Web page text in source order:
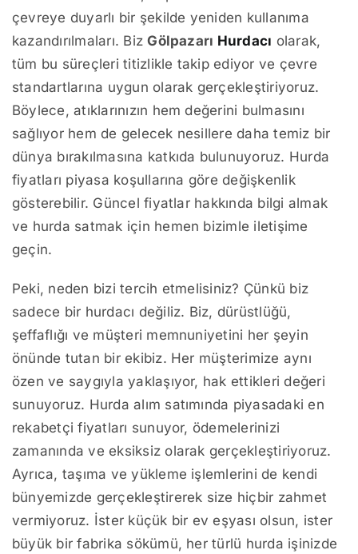
çevreye duyarlı bir şekilde yeniden kullanıma
kazandırılmaları. BizGölpazarı Hurdacı olarak,
tüm bu süreçleri titizlikle takip ediyor ve çevre
standartlarına uygun olarak gerçekleştiriyoruz.
Böylece, atıklarınızın hem değerini bulmasını
sağlıyor hem de gelecek nesillere daha temiz bir
dünya bırakılmasına katkıda bulunuyoruz. Hurda
fiyatları piyasa koşullarına göre değişkenlik
gösterebilir. Güncel fiyatlar hakkında bilgi almak
ve hurda satmak için hemen bizimle iletişime
geçin.
Peki, neden bizi tercih etmelisiniz? Çünkü biz
sadece bir hurdacı değiliz. Biz, dürüstlüğü,
şeffaflığı ve müşteri memnuniyetini her şeyin
önünde tutan bir ekibiz. Her müşterimize aynı
özen ve saygıyla yaklaşıyor, hak ettikleri değeri
sunuyoruz. Hurda alım satımında piyasadaki en
rekabetçi fiyatları sunuyor, ödemelerinizi
zamanında ve eksiksiz olarak gerçekleştiriyoruz.
Ayrıca, taşıma ve yükleme işlemlerini de kendi
bünyemizde gerçekleştirerek size hiçbir zahmet
vermiyoruz. İster küçük bir ev eşyası olsun, ister
büyük bir fabrika sökümü, her türlü hurda işinizde